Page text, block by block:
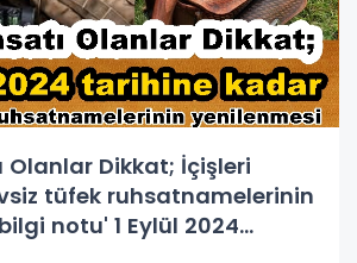
Olanlar Dikkat; İçişleri
tüfek ruhsatnamelerinin
notu' 1 Eylül 2024